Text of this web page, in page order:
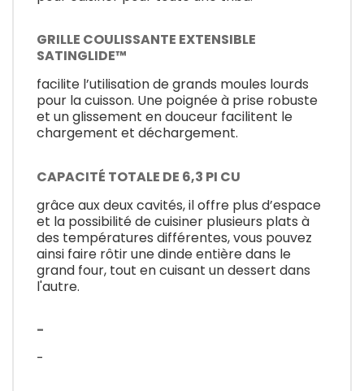
GRILLE COULISSANTE EXTENSIBLE
SATINGLIDE™
facilite l’utilisation de grands moules lourds
pour la cuisson. Une poignée à prise robuste
et un glissement en douceur facilitent le
chargement et déchargement.
CAPACITÉ TOTALE DE 6,3 PI CU
grâce aux deux cavités, il offre plus d’espace
et la possibilité de cuisiner plusieurs plats à
des températures différentes, vous pouvez
ainsi faire rôtir une dinde entière dans le
grand four, tout en cuisant un dessert dans
l'autre.
-
-